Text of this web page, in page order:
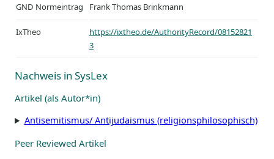
GND Normeintrag Frank Thomas Brinkmann
IxTheo
https://ixtheo.de/AuthorityRecord/08152821
3
Nachweis in SysLex
Artikel (als Autor*in)
Antisemitismus/ Antijudaismus (religionsphilosophisch)
Peer Reviewed Artikel